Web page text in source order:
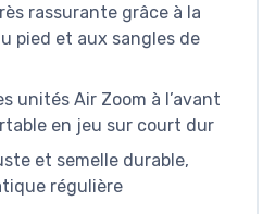
rassurante grâce à la
pied et aux sangles de
unités Air Zoom à l’avant
en jeu sur court dur
et semelle durable,
régulière